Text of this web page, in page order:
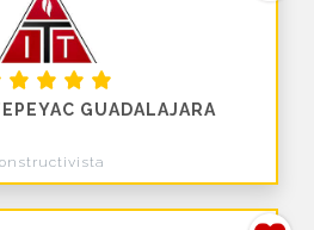
GUADALAJARA